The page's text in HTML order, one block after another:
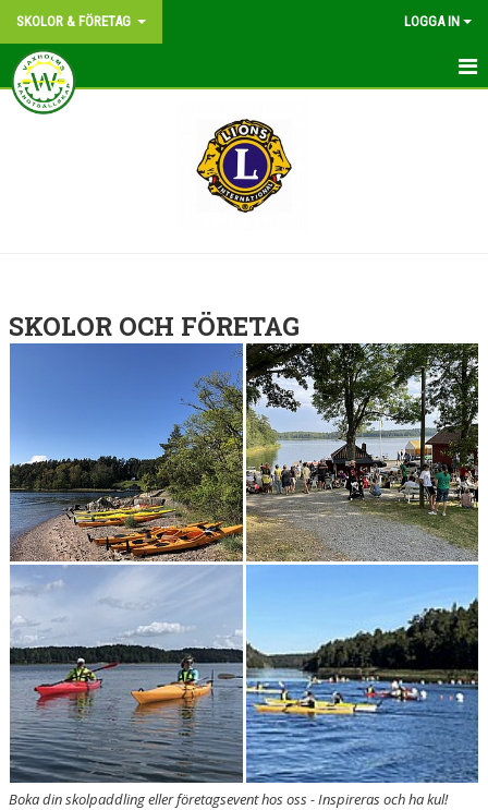
SKOLOR & FÖRETAG LOGGA IN
SKOLOR & FÖRETAG
SKOLOR OCH FÖRETAG
Boka din skolpaddling eller företagsevent hos oss - Inspireras och ha kul!